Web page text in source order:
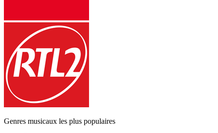
Genres musicaux les plus populaires